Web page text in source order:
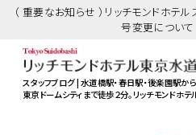
（ 重要なお知らせ ）リッチモンドホ
号変更につい
スタッフブログ | 水道橋駅・春日駅・後楽園駅から
東京ドームシティまで徒歩２分。リッチモンドホ